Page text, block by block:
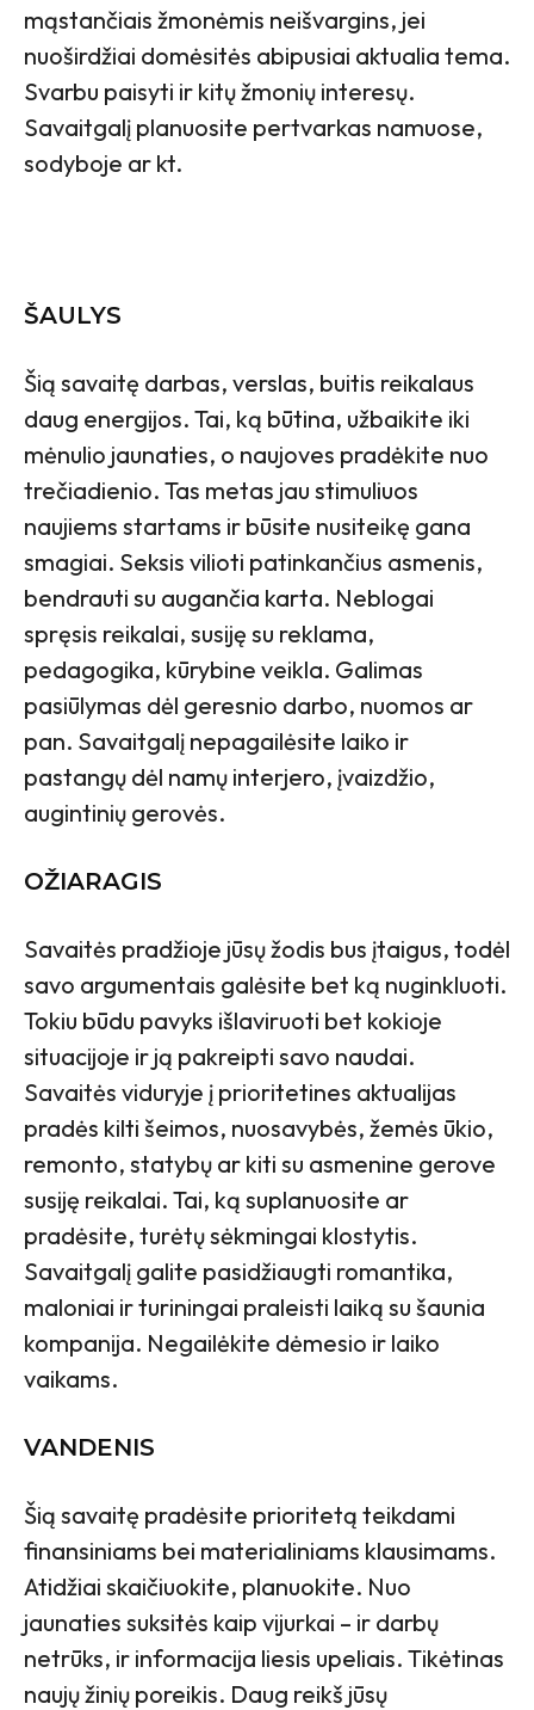
mąstančiais žmonėmis neišvargins, jei
nuoširdžiai domėsitės abipusiai aktualia tema.
Svarbu paisyti ir kitų žmonių interesų.
Savaitgalį planuosite pertvarkas namuose,
sodyboje ar kt.
ŠAULYS
Šią savaitę darbas, verslas, buitis reikalaus
daug energijos. Tai, ką būtina, užbaikite iki
mėnulio jaunaties, o naujoves pradėkite nuo
trečiadienio. Tas metas jau stimuliuos
naujiems startams ir būsite nusiteikę gana
smagiai. Seksis vilioti patinkančius asmenis,
bendrauti su augančia karta. Neblogai
spręsis reikalai, susiję su reklama,
pedagogika, kūrybine veikla. Galimas
pasiūlymas dėl geresnio darbo, nuomos ar
pan. Savaitgalį nepagailėsite laiko ir
pastangų dėl namų interjero, įvaizdžio,
augintinių gerovės.
OŽIARAGIS
Savaitės pradžioje jūsų žodis bus įtaigus, todėl
savo argumentais galėsite bet ką nuginkluoti.
Tokiu būdu pavyks išlaviruoti bet kokioje
situacijoje ir ją pakreipti savo naudai.
Savaitės viduryje į prioritetines aktualijas
pradės kilti šeimos, nuosavybės, žemės ūkio,
remonto, statybų ar kiti su asmenine gerove
susiję reikalai. Tai, ką suplanuosite ar
pradėsite, turėtų sėkmingai klostytis.
Savaitgalį galite pasidžiaugti romantika,
maloniai ir turiningai praleisti laiką su šaunia
kompanija. Negailėkite dėmesio ir laiko
vaikams.
VANDENIS
Šią savaitę pradėsite prioritetą teikdami
finansiniams bei materialiniams klausimams.
Atidžiai skaičiuokite, planuokite. Nuo
jaunaties suksitės kaip vijurkai – ir darbų
netrūks, ir informacija liesis upeliais. Tikėtinas
naujų žinių poreikis. Daug reikš jūsų